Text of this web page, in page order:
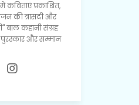
कविताएं प्रकाशित,
की त्रासदी और
बाल कहानी संग्रह
पुरस्कार और सम्मान